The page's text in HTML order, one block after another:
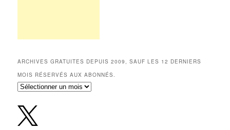
ARCHIVES GRATUITES DEPUIS 2009, SAUF LES 12 DERNIERS
MOIS RÉSERVÉS AUX ABONNÉS.
Archives
depuis
2009,
sauf